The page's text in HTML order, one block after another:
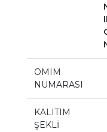
OMIM
NUMARASI
KALITIM
ŞEKLİ